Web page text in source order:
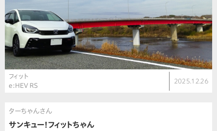
フィット
e:HEV RS
2025.12.26
ターちゃんさん
サンキュー！フィットちゃん